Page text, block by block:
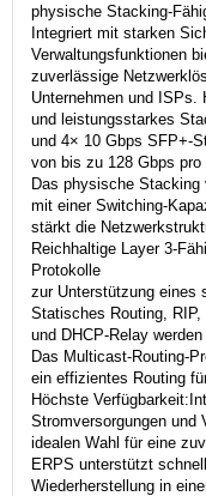
physische Stacking-
Integriert mit starken
Verwaltungsfunktionen
zuverlässige
Unternehmen und ISPs.
und leistungsstarkes
und 4× 10 Gbps SFP+-
von bis zu 128 Gbps pro
Das physische
mit einer Switching-
stärkt die
Reichhaltige Layer 3-
Protokolle
zur Unterstützung eines
Statisches Routing, RIP,
und DHCP-Relay
Das Multicast-Routing-
ein effizientes Routing
Höchste
Stromversorgungen und
idealen Wahl für eine
ERPS unterstützt
Wiederherstellung in